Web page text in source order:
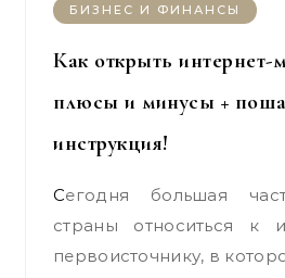
БИЗНЕС И ФИНАНСЫ
Как открыть интернет-
плюсы и минусы +
инструкция!
Сегодня большая часть населения
страны относиться к
первоисточнику, в